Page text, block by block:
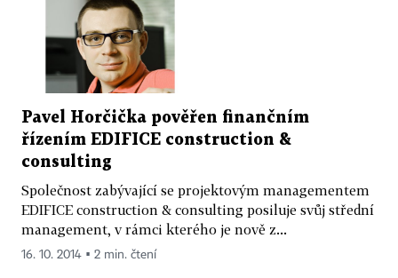
Pavel Horčička pověřen finančním
řízením EDIFICE construction &
consulting
Společnost zabývající se projektovým managementem
EDIFICE construction & consulting posiluje svůj střední
management, v rámci kterého je nově z...
16. 10. 2014 ▪ 2 min. čtení